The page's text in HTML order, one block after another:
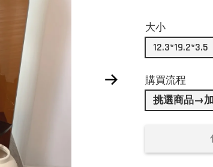
大小
12.3*19.2*3.5
購買流程
挑選商品→